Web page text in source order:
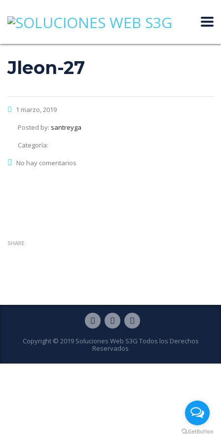
Jleon-27
1 marzo, 2019
Posted by: santreyga
Categoría:
No hay comentarios
SHARE
Copyright © 2019 Soluciones Web S3G Todos los Derechos
Reservados